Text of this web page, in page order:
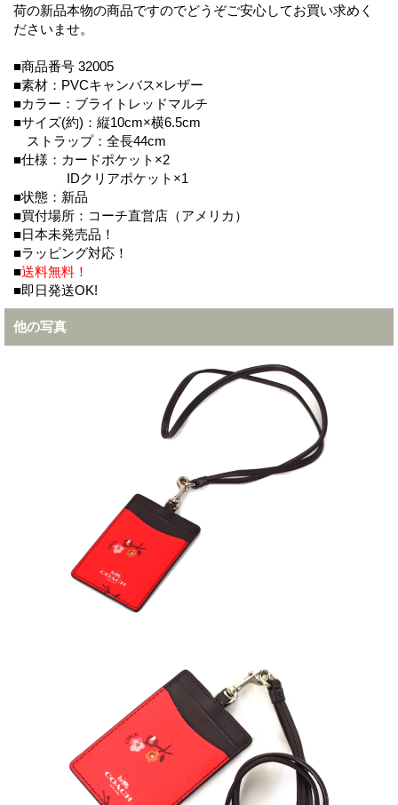
荷の新品本物の商品ですのでどうぞご安心してお買い求めく
ださいませ。
■商品番号 32005
■素材：PVCキャンバス×レザー
■カラー：ブライトレッドマルチ
■サイズ(約)：縦10cm×横6.5cm
ストラップ：全長44cm
■仕様：カードポケット×2
IDクリアポケット×1
■状態：新品
■買付場所：コーチ直営店（アメリカ）
■日本未発売品！
■ラッピング対応！
■送料無料！
■即日発送OK!
他の写真